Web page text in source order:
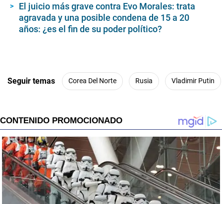
El juicio más grave contra Evo Morales: trata
agravada y una posible condena de 15 a 20
años: ¿es el fin de su poder político?
Seguir temas Corea Del Norte Rusia Vladimir Putin